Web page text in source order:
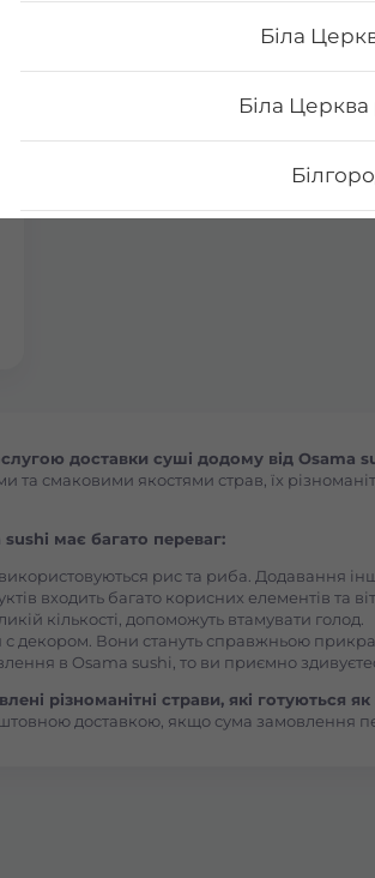
Біла
Біла
Бровари
доставки суші додому від Osama
та смаковими якостями страв, їх
має багато переваг:
рис та риба. Додавання
входить багато корисних елементів та
кількості, допоможуть втамувати голод.
декором. Вони стануть справжньою
в Osama sushi, то ви приємно
різноманітні страви, які готуються
доставкою, якщо сума замовлення